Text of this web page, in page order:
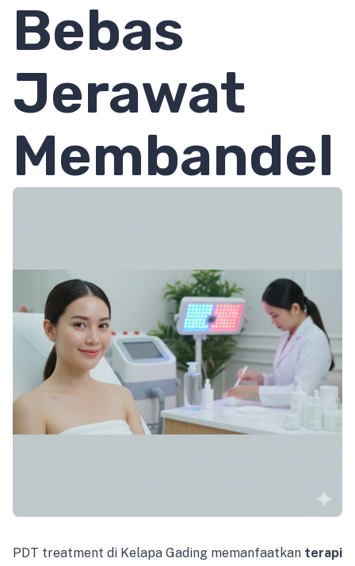
Bebas
Jerawat
Membandel
PDT treatment di Kelapa Gading memanfaatkan terapi